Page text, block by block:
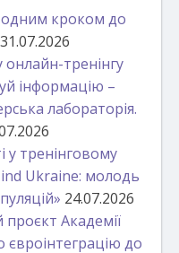
одним кроком до
31.07.2026
онлайн-тренінгу
інформацію –
лабораторія.
у тренінговому
Ukraine: молодь
24.07.2026
Академії
євроінтеграцію до